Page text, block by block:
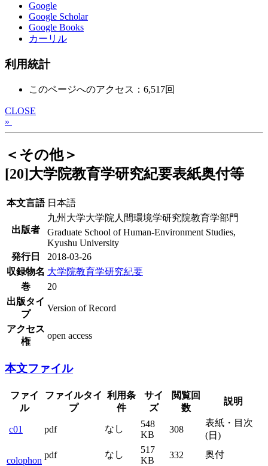
Google
Google Scholar
Google Books
カーリル
利用統計
このページへのアクセス：6,517回
CLOSE
»
＜その他＞
[20]大学院教育学研究紀要表紙奥付等
本文言語 日本語
出版者
九州大学大学院人間環境学研究院教育学部門
Graduate School of Human-Environment Studies,
Kyushu University
発行日
2018-03-26
収録物名 大学院教育学研究紀要
巻
20
出版タイ
プ
Version of Record
アクセス
権
open access
本文ファイル
ファイ
ル
ファイルタイ
プ
利用条
件
サイ
ズ
閲覧回
数
説明
c01 pdf なし
548
KB
308
表紙・目次
(日)
colophon
pdf なし
517
KB
332 奥付